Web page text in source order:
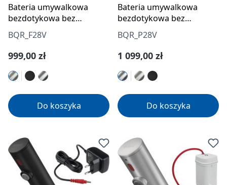
Bateria umywalkowa
bezdotykowa bez
regulacji temperatury -
230/6V
BQR_F28V
Cena regularna:
999,00 zł
Do koszyka
Bateria umywalkowa
bezdotykowa bez
regulacji temperatury -
230/6V
BQR_P28V
Cena regularna:
1 099,00 zł
Do koszyka